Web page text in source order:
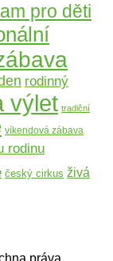
pro děti
rodinný
výlet tradiční
víkendová zábava
rodinu
český cirkus živá